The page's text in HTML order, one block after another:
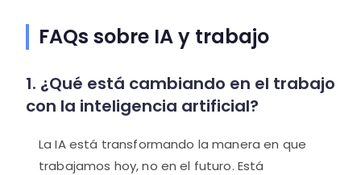
FAQs sobre IA y trabajo
1. ¿Qué está cambiando en el trabajo
con la inteligencia artificial?
La IA está transformando la manera en que
trabajamos hoy, no en el futuro. Está